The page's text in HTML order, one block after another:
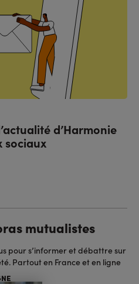
d’Harmonie
sociaux
mutualistes
pour s’informer et débattre sur
Partout en France et en ligne